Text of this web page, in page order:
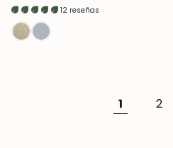
normale 12 reseñas
1 2